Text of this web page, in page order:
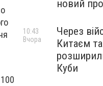
новий
Через
Китаєм
Куби
10:43
Вчора